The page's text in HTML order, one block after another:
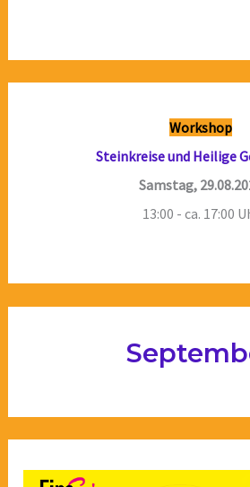
Workshop
Steinkreise und Heilige
Samstag,
13:00 - ca. 17:00